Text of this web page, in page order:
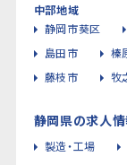
中部地域
静岡市葵区
島田市
榛
藤枝市
牧
静岡県の求人情
製造・工場